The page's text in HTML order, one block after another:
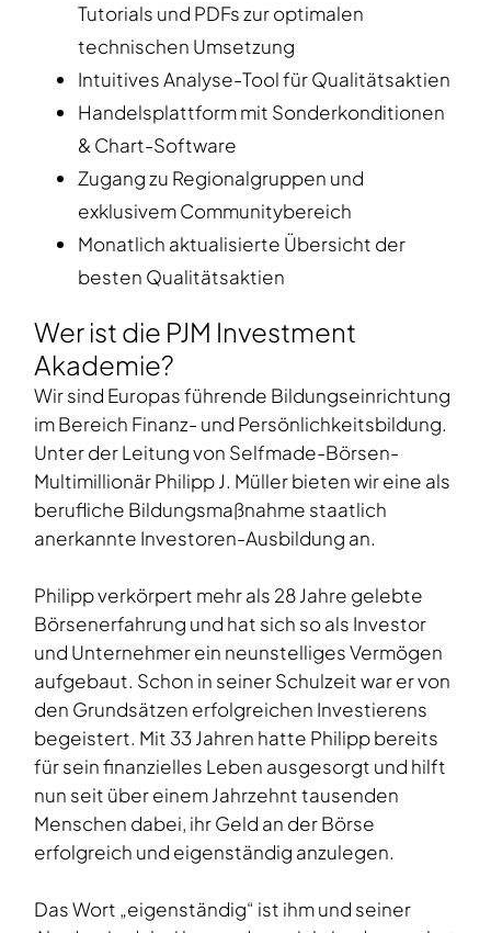
Tutorials und PDFs zur optimalen
technischen Umsetzung
Intuitives Analyse-Tool für Qualitätsaktien
Handelsplattform mit Sonderkonditionen
& Chart-Software
Zugang zu Regionalgruppen und
exklusivem Communitybereich
Monatlich aktualisierte Übersicht der
besten Qualitätsaktien
Wer ist die PJM Investment
Akademie?
Wir sind Europas führende Bildungseinrichtung
im Bereich Finanz- und Persönlichkeitsbildung.
Unter der Leitung von Selfmade-Börsen-
Multimillionär Philipp J. Müller bieten wir eine als
berufliche Bildungsmaßnahme staatlich
anerkannte Investoren-Ausbildung an.
Philipp verkörpert mehr als 28 Jahre gelebte
Börsenerfahrung und hat sich so als Investor
und Unternehmer ein neunstelliges Vermögen
aufgebaut. Schon in seiner Schulzeit war er von
den Grundsätzen erfolgreichen Investierens
begeistert. Mit 33 Jahren hatte Philipp bereits
für sein finanzielles Leben ausgesorgt und hilft
nun seit über einem Jahrzehnt tausenden
Menschen dabei, ihr Geld an der Börse
erfolgreich und eigenständig anzulegen.
Das Wort „eigenständig“ ist ihm und seiner